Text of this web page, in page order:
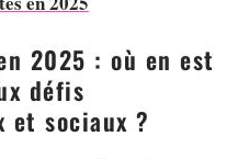
2025 : où en est
défis
et sociaux ?